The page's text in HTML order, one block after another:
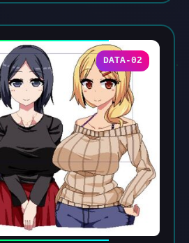
DATA-02